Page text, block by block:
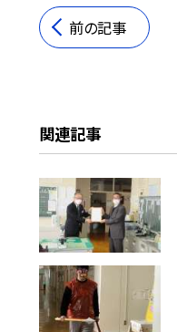
前の記事
関連記事